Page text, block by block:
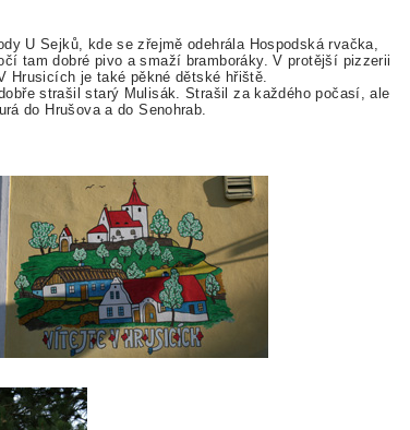
U Sejků, kde se zřejmě odehrála Hospodská rvačka,
tam dobré pivo a smaží bramboráky. V protější pizzerii
je také pěkné dětské hřiště.
strašil starý Mulisák. Strašil za každého počasí, ale
do Hrušova a do Senohrab.